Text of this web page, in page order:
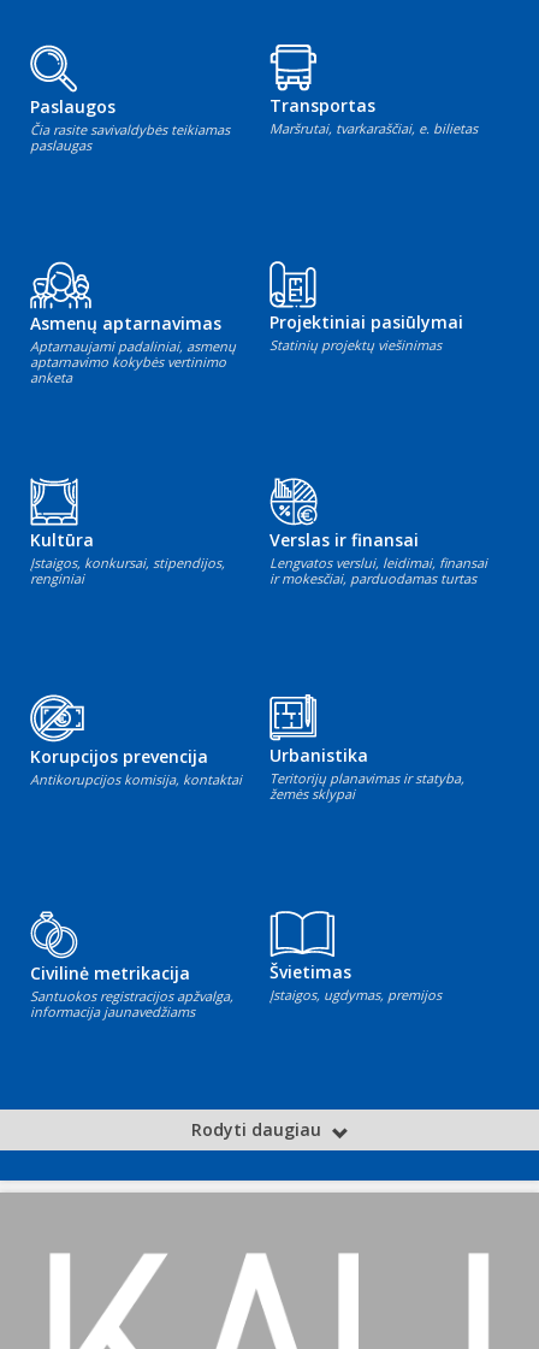
Paslaugos
Čia rasite savivaldybės teikiamas
paslaugas
Transportas
Maršrutai, tvarkaraščiai, e. bilietas
Asmenų aptarnavimas
Aptarnaujami padaliniai, asmenų
aptarnavimo kokybės vertinimo
anketa
Projektiniai pasiūlymai
Statinių projektų viešinimas
Kultūra
Įstaigos, konkursai, stipendijos,
renginiai
Verslas ir finansai
Lengvatos verslui, leidimai, finansai
ir mokesčiai, parduodamas turtas
Korupcijos prevencija
Antikorupcijos komisija, kontaktai
Urbanistika
Teritorijų planavimas ir statyba,
žemės sklypai
Civilinė metrikacija
Santuokos registracijos apžvalga,
informacija jaunavedžiams
Švietimas
Įstaigos, ugdymas, premijos
Rodyti daugiau